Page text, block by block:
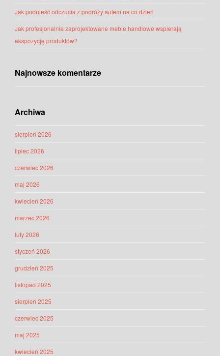
Jak podnieść odczucia z podróży autem na co dzień
Jak profesjonalnie zaprojektowane meble handlowe wspierają
ekspozycję produktów?
Najnowsze komentarze
Archiwa
sierpień 2026
lipiec 2026
czerwiec 2026
maj 2026
kwiecień 2026
marzec 2026
luty 2026
styczeń 2026
grudzień 2025
listopad 2025
sierpień 2025
czerwiec 2025
maj 2025
kwiecień 2025